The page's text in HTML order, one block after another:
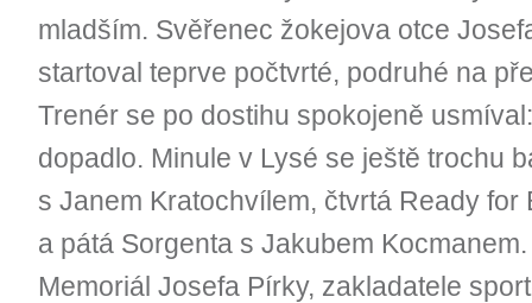
mladším. Svěřenec žokejova otce
startoval teprve počtvrté, podruhé na
Trenér se po dostihu spokojeně
dopadlo. Minule v Lysé se ještě trochu
s Janem Kratochvílem, čtvrtá Ready for
a pátá Sorgenta s Jakubem
Memoriál Josefa Pírky, zakladatele